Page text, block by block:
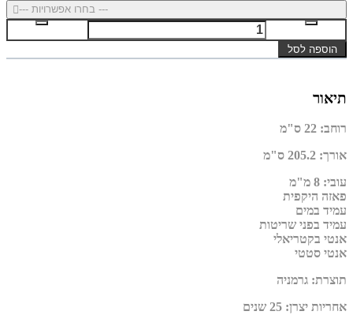
--- בחרו אפשרויות ---
הוספה לסל
תיאור
רוחב: 22 ס"מ
אורך: 205.2 ס"מ
עובי: 8 מ"מ
פאזה היקפית
עמיד במים
עמיד בפני שריטות
אנטי בקטריאלי
אנטי סטטי
תוצרת: גרמניה
אחריות יצרן: 25 שנים